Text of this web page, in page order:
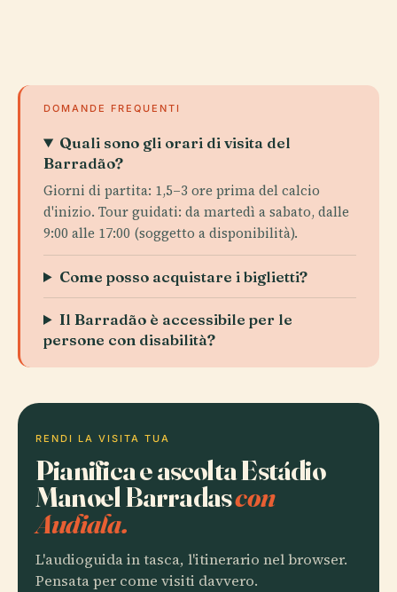
DOMANDE FREQUENTI
Quali sono gli orari di visita del
Barradão?
Giorni di partita: 1,5–3 ore prima del calcio
d'inizio. Tour guidati: da martedì a sabato, dalle
9:00 alle 17:00 (soggetto a disponibilità).
Come posso acquistare i biglietti?
Il Barradão è accessibile per le
persone con disabilità?
RENDI LA VISITA TUA
Pianifica e ascolta Estádio
Manoel Barradascon
Audiala.
L'audioguida in tasca, l'itinerario nel browser.
Pensata per come visiti davvero.